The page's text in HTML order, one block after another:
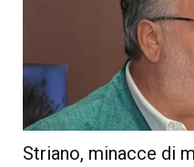
Striano, minacce di